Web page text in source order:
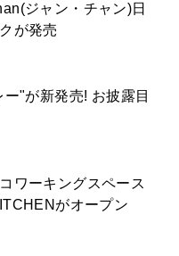
ジャン・チャン)日
が発売
"が新発売! お披露目
ワーキングスペース
がオープン